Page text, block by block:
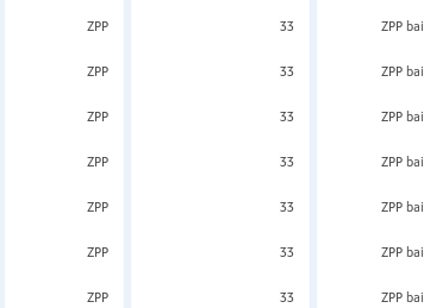
ZPP 33 ZPP
ZPP 33 ZPP
ZPP 33 ZPP
ZPP 33 ZPP
ZPP 33 ZPP
ZPP 33 ZPP
ZPP 33 ZPP